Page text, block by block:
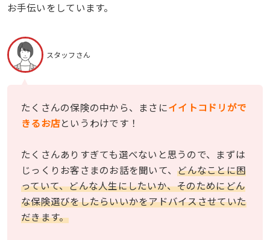
お手伝いをしています。
スタッフさん
たくさんの保険の中から、まさにイイトコドリがで
きるお店というわけです！
たくさんありすぎても選べないと思うので、まずは
じっくりお客さまのお話を聞いて、どんなことに困
っていて、どんな人生にしたいか、そのためにどん
な保険選びをしたらいいかをアドバイスさせていた
だきます。